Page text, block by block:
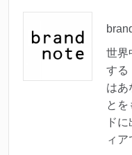
世界
する
はあ
とを
ド
ィア